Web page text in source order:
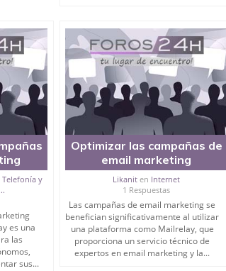
y
es una
las
sus...
Optimizar las campañas de
email marketing
Likanit en Internet
1 Respuestas
Las campañas de email marketing se
benefician significativamente al utilizar
una plataforma como Mailrelay, que
proporciona un servicio técnico de
expertos en email marketing y la...